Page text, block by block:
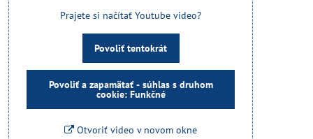
Prajete si načítať Youtube video?
Povoliť tentokrát
Povoliť a zapamätať - súhlas s druhom
cookie: Funkčné
Otvoriť video v novom okne